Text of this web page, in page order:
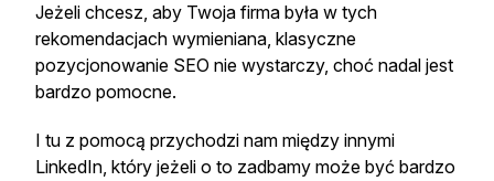
Jeżeli chcesz, aby Twoja firma była w tych
rekomendacjach wymieniana, klasyczne
pozycjonowanie SEO nie wystarczy, choć nadal jest
bardzo pomocne.
I tu z pomocą przychodzi nam między innymi
LinkedIn, który jeżeli o to zadbamy może być bardzo